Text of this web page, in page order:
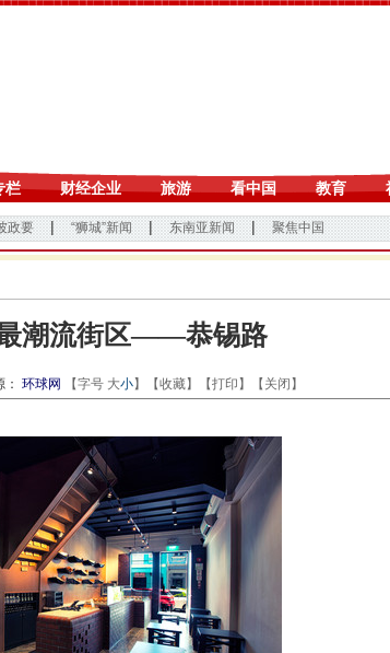
潮流街区——恭锡路
环球网 【字号 大小】【收藏】【打印 】【 关闭 】